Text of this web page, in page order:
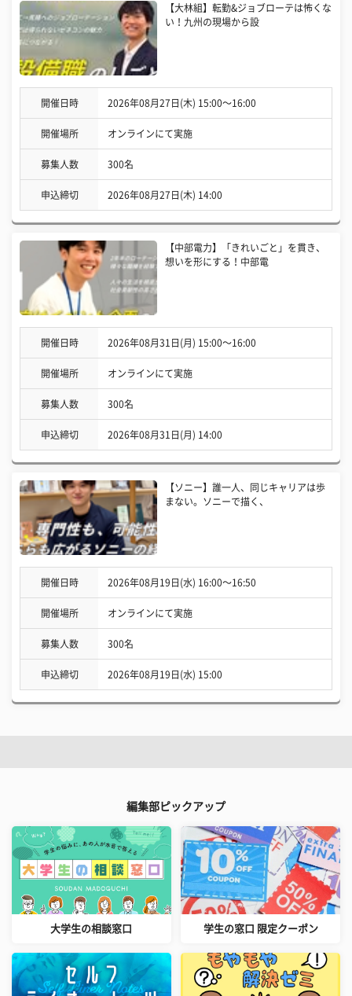
【大林組】転勤&ジョブローテは怖くな
い！九州の現場から設
開催日時 2026年08月27日(木) 15:00〜16:00
開催場所 オンラインにて実施
募集人数 300名
申込締切 2026年08月27日(木) 14:00
【中部電力】「きれいごと」を貫き、
想いを形にする！中部電
開催日時 2026年08月31日(月) 15:00〜16:00
開催場所 オンラインにて実施
募集人数 300名
申込締切 2026年08月31日(月) 14:00
【ソニー】誰一人、同じキャリアは歩
まない。ソニーで描く、
開催日時 2026年08月19日(水) 16:00〜16:50
開催場所 オンラインにて実施
募集人数 300名
申込締切 2026年08月19日(水) 15:00
編集部ピックアップ
大学生の相談窓口 学生の窓口 限定クーポン